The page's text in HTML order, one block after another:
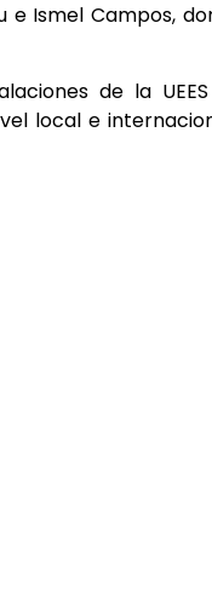
e Ismel Campos,
de la
local e